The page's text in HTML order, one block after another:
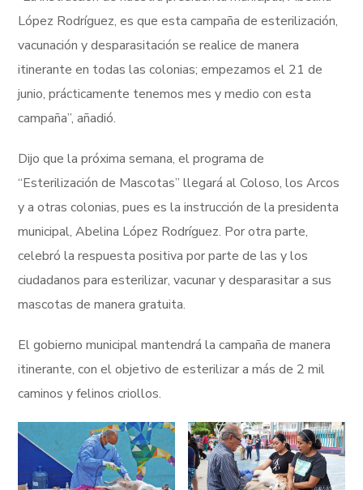
López Rodríguez, es que esta campaña de esterilización,
vacunación y desparasitación se realice de manera
itinerante en todas las colonias; empezamos el 21 de
junio, prácticamente tenemos mes y medio con esta
campaña”, añadió.
Dijo que la próxima semana, el programa de
“Esterilización de Mascotas” llegará al Coloso, los Arcos
y a otras colonias, pues es la instrucción de la presidenta
municipal, Abelina López Rodríguez. Por otra parte,
celebró la respuesta positiva por parte de las y los
ciudadanos para esterilizar, vacunar y desparasitar a sus
mascotas de manera gratuita.
El gobierno municipal mantendrá la campaña de manera
itinerante, con el objetivo de esterilizar a más de 2 mil
caminos y felinos criollos.